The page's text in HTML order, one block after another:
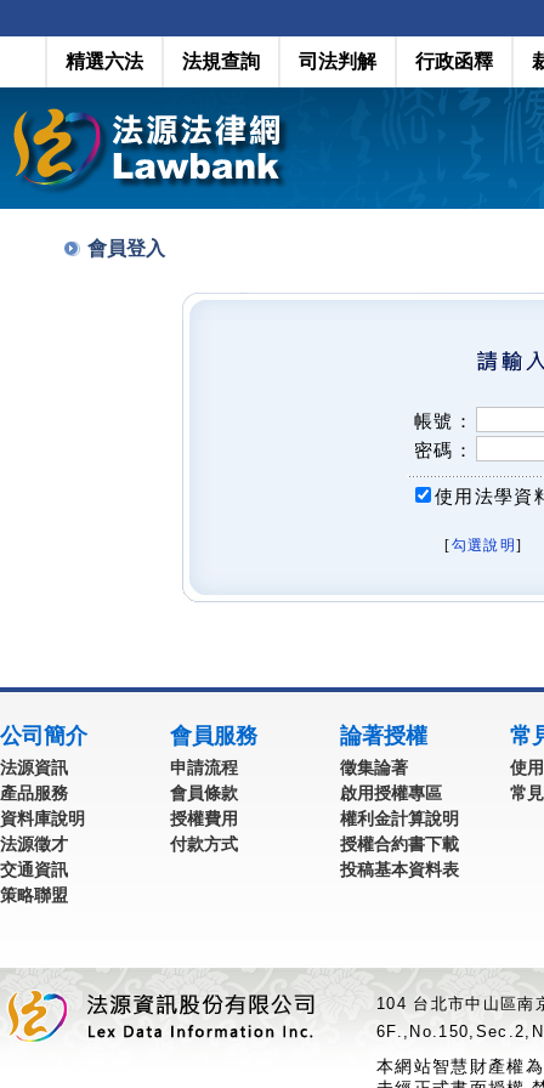
精選六法 法規查詢 司法判解 行政函釋
會員登入
帳號：
密碼：
使用法學資
[勾選說明 ]
公司簡介
法源資訊
產品服務
資料庫說明
法源徵才
交通資訊
策略聯盟
會員服務
申請流程
會員條款
授權費用
付款方式
論著授權
徵集論著
啟用授權專區
權利金計算說明
授權合約書下載
投稿基本資料表
常
使
常
104 台北市中山區
本網站智慧財產權